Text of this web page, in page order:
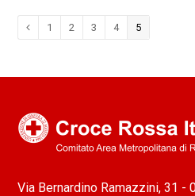
Precedente
Pagina
1 Pagina
2 Pagina
3 Pagina
4 Pagina
5
Via Bernardino Ramazzini, 31 -